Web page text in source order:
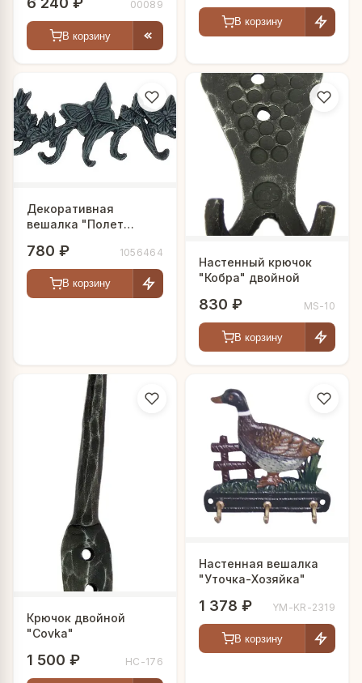
00089
В корзину
В корзину
Декоративная
вешалка "Полет
780 ₽ 1056464
В корзину
Настенный крючок
"Кобра" двойной
830 ₽ MS-10
В корзину
Крючок двойной
"Covka"
1 500 ₽ HC-176
Настенная вешалка
"Уточка-Хозяйка"
1 378 ₽ YM-KR-2319
В корзину